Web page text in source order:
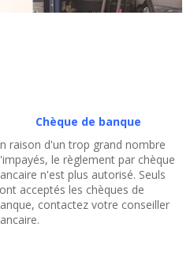
Chèque de banque
raison d'un trop grand nombre
le règlement par chèque
n'est plus autorisé. Seuls
acceptés les chèques de
contactez votre conseiller